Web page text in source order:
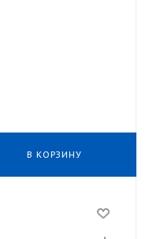
В КОРЗИНУ